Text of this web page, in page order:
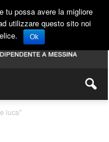
luca"
tu possa avere la migliore
utilizzare questo sito noi
Ok